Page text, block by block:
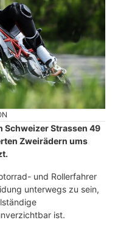
Schweizer Strassen 49
Zweirädern ums
und Rollerfahrer
unterwegs zu sein,
ist.